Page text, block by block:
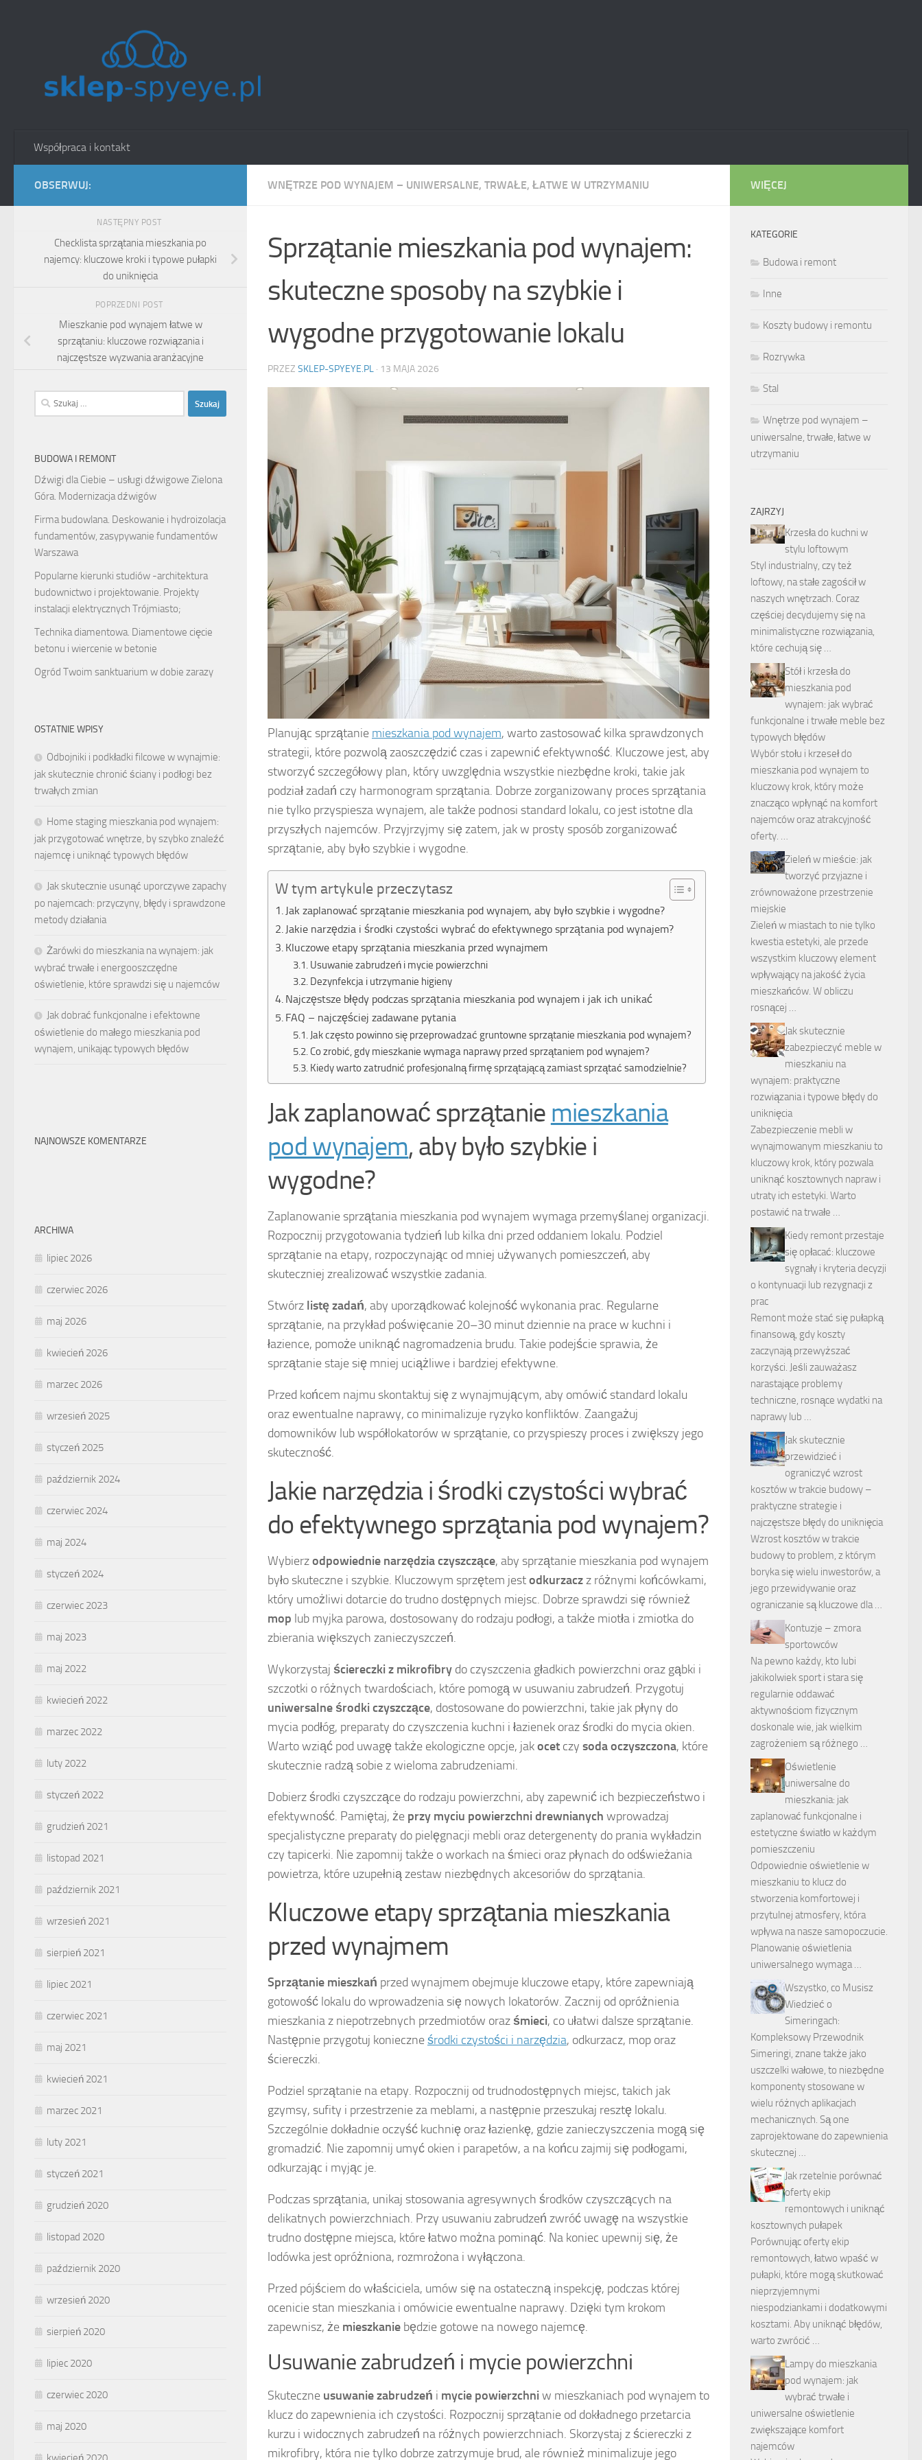
Współpraca i kontakt
WNĘTRZE POD WYNAJEM – UNIWERSALNE, TRWAŁE, ŁATWE W UTRZYMANIU
Sprzątanie mieszkania pod wynajem:
skuteczne sposoby na szybkie i
wygodne przygotowanie lokalu
PRZEZ SKLEP-SPYEYE.PL · 13 MAJA 2026
Planując sprzątanie mieszkania pod wynajem, warto zastosować kilka sprawdzonych
strategii, które pozwolą zaoszczędzić czas i zapewnić efektywność. Kluczowe jest, aby
stworzyć szczegółowy plan, który uwzględnia wszystkie niezbędne kroki, takie jak
podział zadań czy harmonogram sprzątania. Dobrze zorganizowany proces sprzątania
nie tylko przyspiesza wynajem, ale także podnosi standard lokalu, co jest istotne dla
przyszłych najemców. Przyjrzyjmy się zatem, jak w prosty sposób zorganizować
sprzątanie, aby było szybkie i wygodne.
W tym artykule przeczytasz
Jak zaplanować sprzątanie mieszkania pod wynajem, aby było szybkie i wygodne?
Jakie narzędzia i środki czystości wybrać do efektywnego sprzątania pod wynajem?
Kluczowe etapy sprzątania mieszkania przed wynajmem
Usuwanie zabrudzeń i mycie powierzchni
Dezynfekcja i utrzymanie higieny
Najczęstsze błędy podczas sprzątania mieszkania pod wynajem i jak ich unikać
FAQ – najczęściej zadawane pytania
Jak często powinno się przeprowadzać gruntowne sprzątanie mieszkania pod wynajem?
Co zrobić, gdy mieszkanie wymaga naprawy przed sprzątaniem pod wynajem?
Kiedy warto zatrudnić profesjonalną firmę sprzątającą zamiast sprzątać samodzielnie?
Jak zaplanować sprzątanie mieszkania
pod wynajem, aby było szybkie i
wygodne?
Zaplanowanie sprzątania mieszkania pod wynajem wymaga przemyślanej organizacji.
Rozpocznij przygotowania tydzień lub kilka dni przed oddaniem lokalu. Podziel
sprzątanie na etapy, rozpoczynając od mniej używanych pomieszczeń, aby
skuteczniej zrealizować wszystkie zadania.
Stwórz listę zadań, aby uporządkować kolejność wykonania prac. Regularne
sprzątanie, na przykład poświęcanie 20–30 minut dziennie na prace w kuchni i
łazience, pomoże uniknąć nagromadzenia brudu. Takie podejście sprawia, że
sprzątanie staje się mniej uciążliwe i bardziej efektywne.
Przed końcem najmu skontaktuj się z wynajmującym, aby omówić standard lokalu
oraz ewentualne naprawy, co minimalizuje ryzyko konfliktów. Zaangażuj
domowników lub współlokatorów w sprzątanie, co przyspieszy proces i zwiększy jego
skuteczność.
Jakie narzędzia i środki czystości wybrać
do efektywnego sprzątania pod wynajem?
Wybierzodpowiednie narzędzia czyszczące, aby sprzątanie mieszkania pod wynajem
było skuteczne i szybkie. Kluczowym sprzętem jestodkurzaczz różnymi końcówkami,
który umożliwi dotarcie do trudno dostępnych miejsc. Dobrze sprawdzi się również
mop lub myjka parowa, dostosowany do rodzaju podłogi, a także miotła i zmiotka do
zbierania większych zanieczyszczeń.
Wykorzystaj ściereczki z mikrofibry do czyszczenia gładkich powierzchni oraz gąbki i
szczotki o różnych twardościach, które pomogą w usuwaniu zabrudzeń. Przygotuj
uniwersalne środki czyszczące, dostosowane do powierzchni, takie jak płyny do
mycia podłóg, preparaty do czyszczenia kuchni i łazienek oraz środki do mycia okien.
Warto wziąć pod uwagę także ekologiczne opcje, jakocet czy soda oczyszczona, które
skutecznie radzą sobie z wieloma zabrudzeniami.
Dobierz środki czyszczące do rodzaju powierzchni, aby zapewnić ich bezpieczeństwo i
efektywność. Pamiętaj, że przy myciu powierzchni drewnianych wprowadzaj
specjalistyczne preparaty do pielęgnacji mebli oraz detergenenty do prania wykładzin
czy tapicerki. Nie zapomnij także o workach na śmieci oraz płynach do odświeżania
powietrza, które uzupełnią zestaw niezbędnych akcesoriów do sprzątania.
Kluczowe etapy sprzątania mieszkania
przed wynajmem
Sprzątanie mieszkań przed wynajmem obejmuje kluczowe etapy, które zapewniają
gotowość lokalu do wprowadzenia się nowych lokatorów. Zacznij od opróżnienia
mieszkania z niepotrzebnych przedmiotów oraz śmieci, co ułatwi dalsze sprzątanie.
Następnie przygotuj konieczneśrodki czystości i narzędzia, odkurzacz, mop oraz
ściereczki.
Podziel sprzątanie na etapy. Rozpocznij od trudnodostępnych miejsc, takich jak
gzymsy, sufity i przestrzenie za meblami, a następnie przeszukaj resztę lokalu.
Szczególnie dokładnie oczyść kuchnię oraz łazienkę, gdzie zanieczyszczenia mogą się
gromadzić. Nie zapomnij umyć okien i parapetów, a na końcu zajmij się podłogami,
odkurzając i myjąc je.
Podczas sprzątania, unikaj stosowania agresywnych środków czyszczących na
delikatnych powierzchniach. Przy usuwaniu zabrudzeń zwróć uwagę na wszystkie
trudno dostępne miejsca, które łatwo można pominąć. Na koniec upewnij się, że
lodówka jest opróżniona, rozmrożona i wyłączona.
Przed pójściem do właściciela, umów się na ostateczną inspekcję, podczas której
ocenicie stan mieszkania i omówicie ewentualne naprawy. Dzięki tym krokom
zapewnisz, że mieszkanie będzie gotowe na nowego najemcę.
Usuwanie zabrudzeń i mycie powierzchni
Skuteczne usuwanie zabrudzeń i mycie powierzchni w mieszkaniach pod wynajem to
klucz do zapewnienia ich czystości. Rozpocznij sprzątanie od dokładnego przetarcia
kurzu i widocznych zabrudzeń na różnych powierzchniach. Skorzystaj z ściereczki z
mikrofibry, która nie tylko dobrze zatrzymuje brud, ale również minimalizuje jego
OBSERWUJ:
NASTĘPNY POST
Checklista sprzątania mieszkania po
najemcy: kluczowe kroki i typowe pułapki
do uniknięcia
POPRZEDNI POST
Mieszkanie pod wynajem łatwe w
sprzątaniu: kluczowe rozwiązania i
najczęstsze wyzwania aranżacyjne
Szukaj:
BUDOWA I REMONT
Dźwigi dla Ciebie – usługi dźwigowe Zielona
Góra. Modernizacja dźwigów
Firma budowlana. Deskowanie i hydroizolacja
fundamentów, zasypywanie fundamentów
Warszawa
Popularne kierunki studiów -architektura
budownictwo i projektowanie. Projekty
instalacji elektrycznych Trójmiasto;
Technika diamentowa. Diamentowe cięcie
betonu i wiercenie w betonie
Ogród Twoim sanktuarium w dobie zarazy
OSTATNIE WPISY
Odbojniki i podkładki filcowe w wynajmie:
jak skutecznie chronić ściany i podłogi bez
trwałych zmian
Home staging mieszkania pod wynajem:
jak przygotować wnętrze, by szybko znaleźć
najemcę i uniknąć typowych błędów
Jak skutecznie usunąć uporczywe zapachy
po najemcach: przyczyny, błędy i sprawdzone
metody działania
Żarówki do mieszkania na wynajem: jak
wybrać trwałe i energooszczędne
oświetlenie, które sprawdzi się u najemców
Jak dobrać funkcjonalne i efektowne
oświetlenie do małego mieszkania pod
wynajem, unikając typowych błędów
NAJNOWSZE KOMENTARZE
ARCHIWA
lipiec 2026
czerwiec 2026
maj 2026
kwiecień 2026
marzec 2026
wrzesień 2025
styczeń 2025
październik 2024
czerwiec 2024
maj 2024
styczeń 2024
czerwiec 2023
maj 2023
maj 2022
kwiecień 2022
marzec 2022
luty 2022
styczeń 2022
grudzień 2021
listopad 2021
październik 2021
wrzesień 2021
sierpień 2021
lipiec 2021
czerwiec 2021
maj 2021
kwiecień 2021
marzec 2021
luty 2021
styczeń 2021
grudzień 2020
listopad 2020
październik 2020
wrzesień 2020
sierpień 2020
lipiec 2020
czerwiec 2020
maj 2020
WIĘCEJ
KATEGORIE
Budowa i remont
Inne
Koszty budowy i remontu
Rozrywka
Stal
Wnętrze pod wynajem –
uniwersalne, trwałe, łatwe w
utrzymaniu
ZAJRZYJ
Krzesła do kuchni w
stylu loftowym
Styl industrialny, czy też
loftowy, na stałe zagościł w
naszych wnętrzach. Coraz
częściej decydujemy się na
minimalistyczne rozwiązania,
które cechują się …
Stół i krzesła do
mieszkania pod
wynajem: jak wybrać
funkcjonalne i trwałe meble bez
typowych błędów
Wybór stołu i krzeseł do
mieszkania pod wynajem to
kluczowy krok, który może
znacząco wpłynąć na komfort
najemców oraz atrakcyjność
oferty. …
Zieleń w mieście: jak
tworzyć przyjazne i
zrównoważone przestrzenie
miejskie
Zieleń w miastach to nie tylko
kwestia estetyki, ale przede
wszystkim kluczowy element
wpływający na jakość życia
mieszkańców. W obliczu
rosnącej …
Jak skutecznie
zabezpieczyć meble w
mieszkaniu na
wynajem: praktyczne
rozwiązania i typowe błędy do
uniknięcia
Zabezpieczenie mebli w
wynajmowanym mieszkaniu to
kluczowy krok, który pozwala
uniknąć kosztownych napraw i
utraty ich estetyki. Warto
postawić na trwałe …
Kiedy remont przestaje
się opłacać: kluczowe
sygnały i kryteria decyzji
o kontynuacji lub rezygnacji z
prac
Remont może stać się pułapką
finansową, gdy koszty
zaczynają przewyższać
korzyści. Jeśli zauważasz
narastające problemy
techniczne, rosnące wydatki na
naprawy lub …
Jak skutecznie
przewidzieć i
ograniczyć wzrost
kosztów w trakcie budowy –
praktyczne strategie i
najczęstsze błędy do uniknięcia
Wzrost kosztów w trakcie
budowy to problem, z którym
boryka się wielu inwestorów, a
jego przewidywanie oraz
ograniczanie są kluczowe dla …
Kontuzje – zmora
sportowców
Na pewno każdy, kto lubi
jakikolwiek sport i stara się
regularnie oddawać
aktywnościom fizycznym
doskonale wie, jak wielkim
zagrożeniem są różnego …
Oświetlenie
uniwersalne do
mieszkania: jak
zaplanować funkcjonalne i
estetyczne światło w każdym
pomieszczeniu
Odpowiednie oświetlenie w
mieszkaniu to klucz do
stworzenia komfortowej i
przytulnej atmosfery, która
wpływa na nasze samopoczucie.
Planowanie oświetlenia
uniwersalnego wymaga …
Wszystko, co Musisz
Wiedzieć o
Simeringach:
Kompleksowy Przewodnik
Simeringi, znane także jako
uszczelki wałowe, to niezbędne
komponenty stosowane w
wielu różnych aplikacjach
mechanicznych. Są one
zaprojektowane do zapewnienia
skutecznej …
Jak rzetelnie porównać
oferty ekip
remontowych i uniknąć
kosztownych pułapek
Porównując oferty ekip
remontowych, łatwo wpaść w
pułapki, które mogą skutkować
nieprzyjemnymi
niespodziankami i dodatkowymi
kosztami. Aby uniknąć błędów,
warto zwrócić …
Lampy do mieszkania
pod wynajem: jak
wybrać trwałe i
uniwersalne oświetlenie
zwiększające komfort
najemców